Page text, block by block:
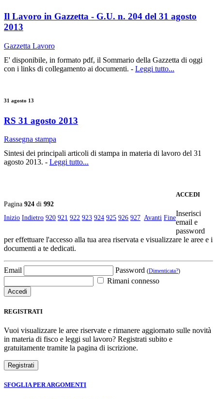
Il Lavoro in Gazzetta - G.U. n. 204 del 31 agosto
2013
Gazzetta Lavoro
E' disponibile, in formato pdf, il Sommario della Gazzetta di oggi
con i links di collegamento ai documenti. - Leggi tutto...
31 agosto 13
RS 31 agosto 2013
Rassegna stampa
Sintesi dei principali articoli di stampa in materia di lavoro del 31
agosto 2013. - Leggi tutto...
Pagina 924 di 992
Inizio Indietro 920 921 922 923 924 925 926 927 Avanti Fine
ACCEDI
Inserisci
email e
password
per effettuare l'accesso alla tua area riservata e visualizzare le aree e i
documenti a te dedicati.
Email Password (Dimenticata?)
Rimani connesso
REGISTRATI
Vuoi visualizzare le aree riservate e rimanere aggiornato sulle novità
in materia di fisco e leggi sul lavoro? Registrati subito e
gratuitamente tramite la pagina di iscrizione.
SFOGLIA PER ARGOMENTI